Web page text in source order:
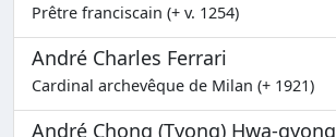
Prêtre franciscain (+ v. 1254)
André Charles Ferrari
Cardinal archevêque de Milan (+ 1921)
André Chong (Tyong) Hwa-gyong